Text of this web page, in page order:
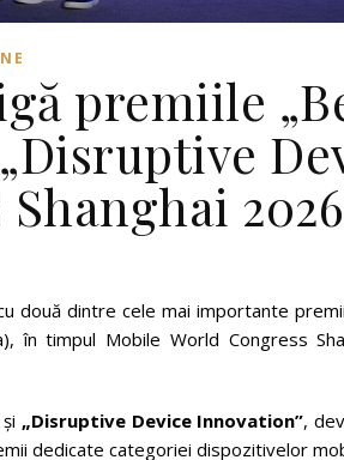
premiile
2026
două dintre cele mai importante
în timpul Mobile World Congress
și „Disruptive Device Innovation”,
dedicate categoriei dispozitivelor